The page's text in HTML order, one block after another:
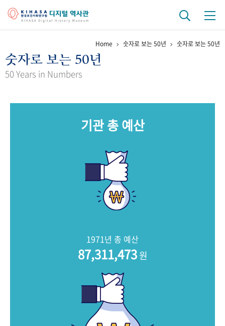
걸어온 길 기관 변천사 역대 기관장
키워드로 보는 연구 역사
문서 기록물 행정박물
Home 숫자로 보는 50년 숫자로 보는 50년
숫자로 보는 50년
50 Years in Numbers
기관 총 예산
1971년 총 예산
87,311,473원